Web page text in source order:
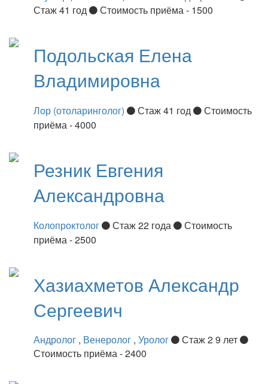
Стаж 41 год
Стоимость приёма - 1500
Подольская Елена
Владимировна
Лор (отоларинголог) Стаж 41 год
Стоимость
приёма - 4000
Резник Евгения
Александровна
Колопроктолог Стаж 22 года
Стоимость
приёма - 2500
Хазиахметов Александр
Сергеевич
Андролог , Венеролог , Уролог
Стаж 2 9 лет
Стоимость приёма - 2400